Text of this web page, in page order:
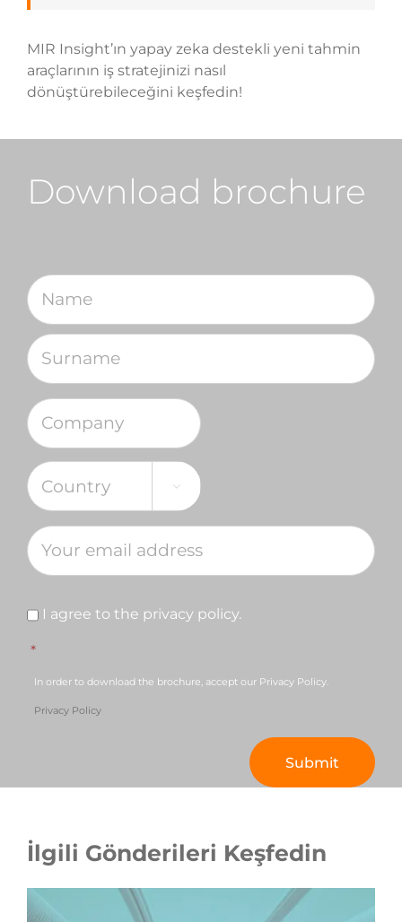
MIR Insight’ın yapay zeka destekli yeni tahmin
araçlarının iş stratejinizi nasıl
dönüştürebileceğini keşfedin!
Download brochure

I agree to the privacy policy.
*
In order to download the brochure, accept our Privacy Policy.
Privacy Policy
İlgili Gönderileri Keşfedin